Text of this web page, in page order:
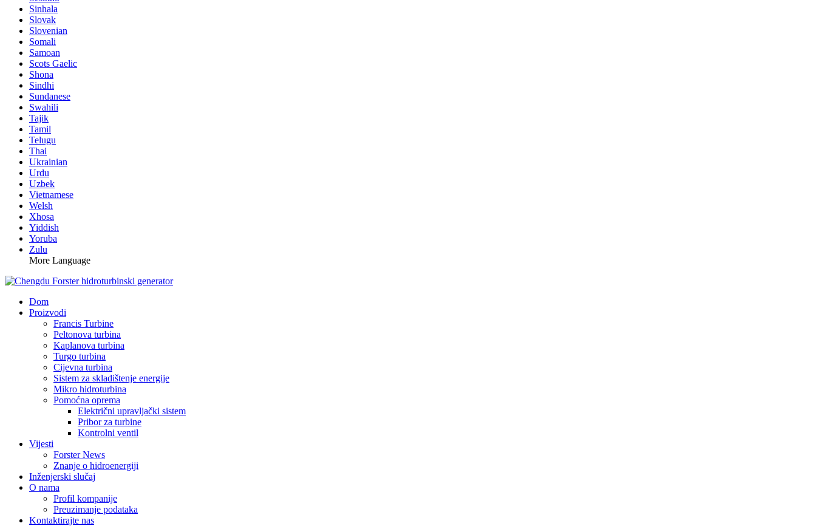
Sinhala
Slovak
Slovenian
Somali
Samoan
Scots Gaelic
Shona
Sindhi
Sundanese
Swahili
Tajik
Tamil
Telugu
Thai
Ukrainian
Urdu
Uzbek
Vietnamese
Welsh
Xhosa
Yiddish
Yoruba
Zulu
More Language
Dom
Proizvodi
Francis Turbine
Peltonova turbina
Kaplanova turbina
Turgo turbina
Cijevna turbina
Sistem za skladištenje energije
Mikro hidroturbina
Pomoćna oprema
Električni upravljački sistem
Pribor za turbine
Kontrolni ventil
Vijesti
Forster News
Znanje o hidroenergiji
Inženjerski slučaj
O nama
Profil kompanije
Preuzimanje podataka
Kontaktirajte nas